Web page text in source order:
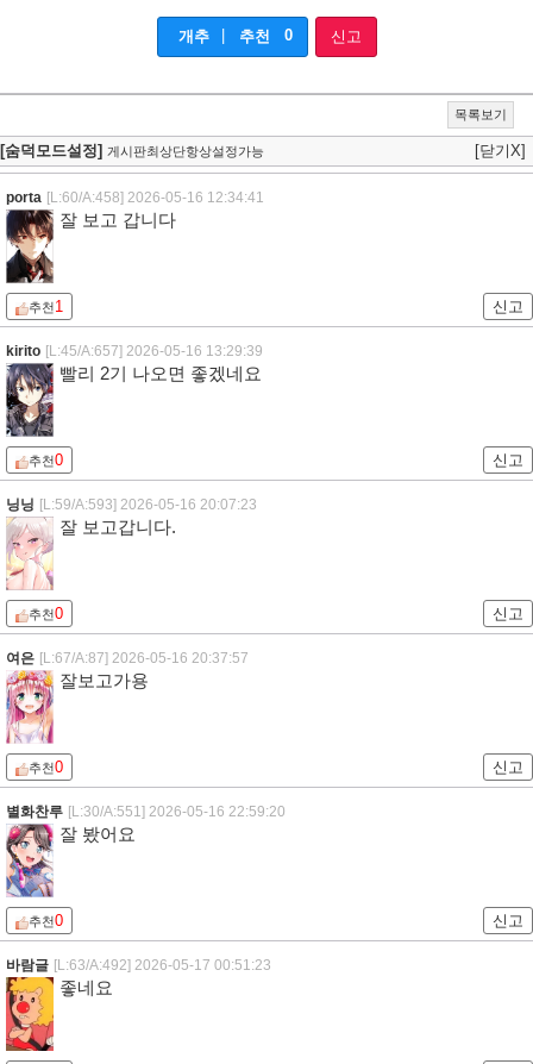
개추 추천 0 신고
목록보기
[숨덕모드설정] 게시판최상단항상설정가능 [닫기X]
porta [L:60/A:458] 2026-05-16 12:34:41
잘 보고 갑니다
추천1 신고
kirito [L:45/A:657] 2026-05-16 13:29:39
빨리 2기 나오면 좋겠네요
추천0 신고
닝닝 [L:59/A:593] 2026-05-16 20:07:23
잘 보고갑니다.
추천0 신고
여은 [L:67/A:87] 2026-05-16 20:37:57
잘보고가용
추천0 신고
별화찬루 [L:30/A:551] 2026-05-16 22:59:20
잘 봤어요
추천0 신고
바람글 [L:63/A:492] 2026-05-17 00:51:23
좋네요